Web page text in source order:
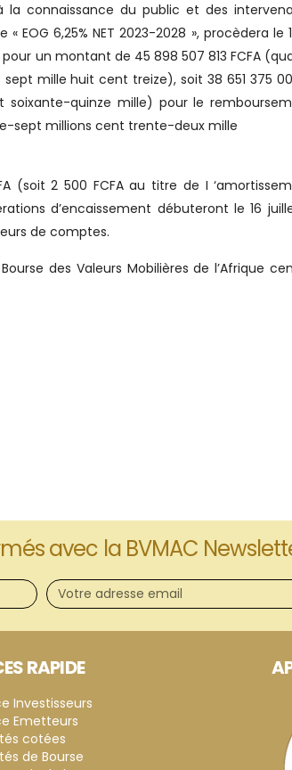
la connaissance du public et des
6,25% NET 2023-2028 », procèdera le
un montant de 45 898 507 813 FCFA
mille huit cent treize), soit 38 651 375
quinze mille) pour le
sept millions cent trente-deux mille
(soit 2 500 FCFA au titre de I
d’encaissement débuteront le 16
de comptes.
des Valeurs Mobilières de l’Afrique
avec la BVMAC
RAPIDE
Investisseurs
Emetteurs
cotées
de Bourse